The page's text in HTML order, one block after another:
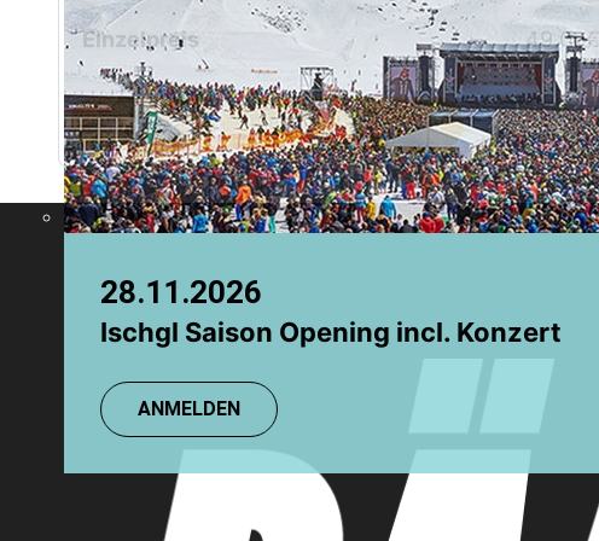
Chamonix
Grindelwald
28.11.2026
Ischgl Saison Opening incl. Konzert
ANMELDEN
08.08.2026
TR: Einsteigerkurs
ANMELDEN
Einzelpreis 49,00€
Anmeldung Anmeldung (Gruppen)